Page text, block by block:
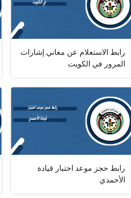
رابط الاستعلام عن معاني إشارات
المرور في الكويت
رابط حجز موعد اختبار قيادة
الأحمدي